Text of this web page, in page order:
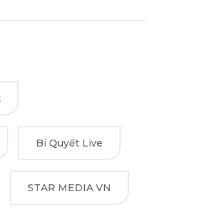
Bí Quyết Live
STAR MEDIA VN